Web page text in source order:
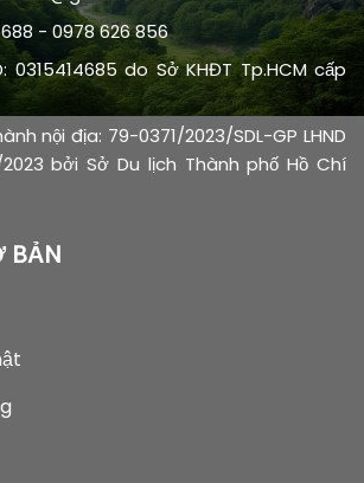
- 0978 626 856
0315414685 do Sở KHĐT Tp.HCM cấp
nội địa: 79-0371/2023/SDL-GP LHND
bởi Sở Du lịch Thành phố Hồ Chí
BẢN